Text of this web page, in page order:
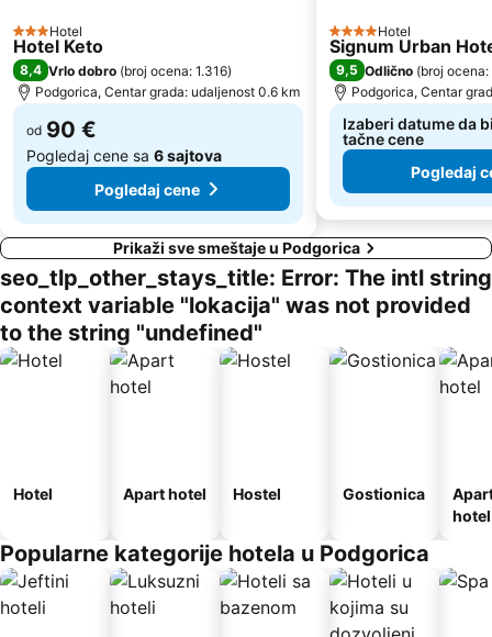
Mala
Plaza
Almara Beach
Mojito
Luka Bar
Skadarsko jezero - Schkodra
3 Zvezdice
Hotel
Hotel Keto
8,4 Vrlo dobro (broj ocena: 1.316)
Podgorica, Centar grada: udaljenost 0.6 km
od 90 €
Pogledaj cene sa 6 sajtova
Pogledaj cene
4 Zvezdice
Hotel
Signum Urban
9,5 Odlično (broj ocena:
Podgorica, Centar
Izaberi datume da
tačne cene
Pogledaj
Prikaži sve smeštaje u Podgorica
seo_tlp_other_stays_title: Error: The intl string
context variable "lokacija" was not provided
to the string "undefined"
Hotel Apart hotel Hostel Gostionica
hotel
Popularne kategorije hotela u Podgorica